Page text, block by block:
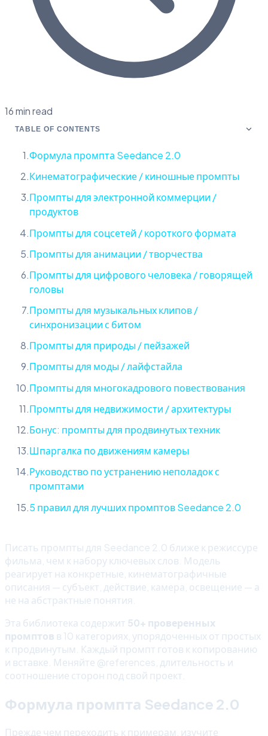
16 min read
TABLE OF CONTENTS
Формула промпта Seedance 2.0
Кинематографические / киношные промпты
Промпты для электронной коммерции /
продуктов
Промпты для соцсетей / короткого формата
Промпты для анимации / творчества
Промпты для цифрового человека / говорящей
головы
Промпты для музыкальных клипов /
синхронизации с битом
Промпты для природы / пейзажей
Промпты для моды / лайфстайла
Промпты для многокадрового повествования
Промпты для недвижимости / архитектуры
Бонус: промпты для продвинутых техник
Шпаргалка по движениям камеры
Руководство по устранению неполадок с
промптами
5 правил для лучших промптов Seedance 2.0
Писать промпты для Seedance 2.0 ближе к режиссуре
фильма, чем к набору ключевых слов. Модель
реагирует на конкретные, кинематографичные
описания — субъект, действие, камера, освещение — а
не на абстрактные понятия.
Эта библиотека содержит 50+ проверенных
промптов в 10 категориях, упорядоченных от простых
к продвинутым. Каждый промпт готов к копированию
и вставке. Меняйте @references, длительность и
соотношение сторон под свой проект.
Формула промпта Seedance 2.0
Прежде чем переходить к примерам, изучите